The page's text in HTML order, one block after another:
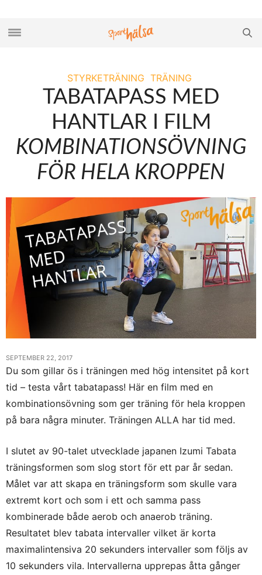
STYRKETRÄNING TRÄNING
TABATAPASS MED
HANTLAR I FILM
KOMBINATIONSÖVNING
FÖR HELA KROPPEN
SEPTEMBER 22, 2017
Du som gillar ös i träningen med hög intensitet på kort
tid – testa vårt tabatapass! Här en film med en
kombinationsövning som ger träning för hela kroppen
på bara några minuter. Träningen ALLA har tid med.
I slutet av 90-talet utvecklade japanen Izumi Tabata
träningsformen som slog stort för ett par år sedan.
Målet var att skapa en träningsform som skulle vara
extremt kort och som i ett och samma pass
kombinerade både aerob och anaerob träning.
Resultatet blev tabata intervaller vilket är korta
maximalintensiva 20 sekunders intervaller som följs av
10 sekunders vila. Intervallerna upprepas åtta gånger